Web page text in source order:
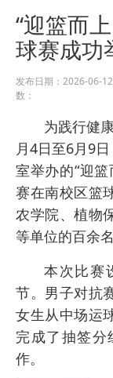
“迎篮而
球赛成功
发布日期：2026-06-
数：
为践行健
月4日至6月9
室举办的“迎
赛在南校区篮
农学院、植物
等单位的百余
本次比赛
节。男子对抗
女生从中场运
完成了抽签分
作。